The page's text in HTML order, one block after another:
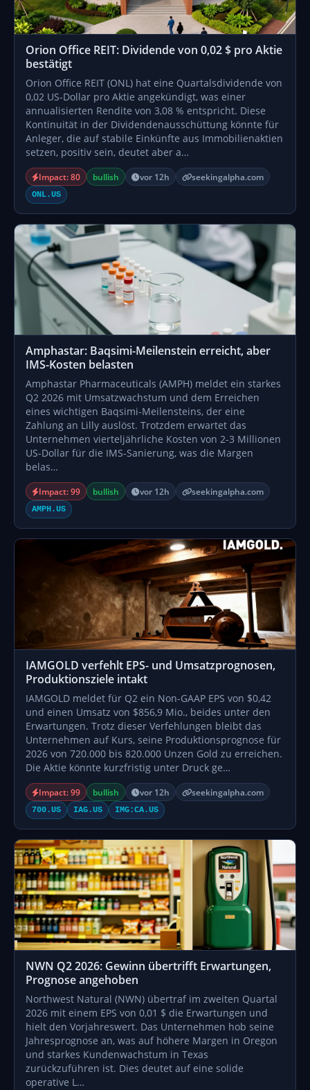
Orion Office REIT: Dividende von 0,02 $ pro Aktie
bestätigt
Orion Office REIT (ONL) hat eine Quartalsdividende von
0,02 US-Dollar pro Aktie angekündigt, was einer
annualisierten Rendite von 3,08 % entspricht. Diese
Kontinuität in der Dividendenausschüttung könnte für
Anleger, die auf stabile Einkünfte aus Immobilienaktien
setzen, positiv sein, deutet aber a…
Impact: 80 bullish vor 12h seekingalpha.com
ONL.US
Amphastar: Baqsimi-Meilenstein erreicht, aber
IMS-Kosten belasten
Amphastar Pharmaceuticals (AMPH) meldet ein starkes
Q2 2026 mit Umsatzwachstum und dem Erreichen
eines wichtigen Baqsimi-Meilensteins, der eine
Zahlung an Lilly auslöst. Trotzdem erwartet das
Unternehmen vierteljährliche Kosten von 2-3 Millionen
US-Dollar für die IMS-Sanierung, was die Margen
belas…
Impact: 99 bullish vor 12h seekingalpha.com
AMPH.US
IAMGOLD verfehlt EPS- und Umsatzprognosen,
Produktionsziele intakt
IAMGOLD meldet für Q2 ein Non-GAAP EPS von $0,42
und einen Umsatz von $856,9 Mio., beides unter den
Erwartungen. Trotz dieser Verfehlungen bleibt das
Unternehmen auf Kurs, seine Produktionsprognose für
2026 von 720.000 bis 820.000 Unzen Gold zu erreichen.
Die Aktie könnte kurzfristig unter Druck ge…
Impact: 99 bullish vor 12h seekingalpha.com
700.US IAG.US IMG:CA.US
NWN Q2 2026: Gewinn übertrifft Erwartungen,
Prognose angehoben
Northwest Natural (NWN) übertraf im zweiten Quartal
2026 mit einem EPS von 0,01 $ die Erwartungen und
hielt den Vorjahreswert. Das Unternehmen hob seine
Jahresprognose an, was auf höhere Margen in Oregon
und starkes Kundenwachstum in Texas
zurückzuführen ist. Dies deutet auf eine solide
operative L…